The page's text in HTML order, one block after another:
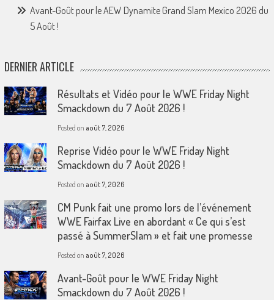
Avant-Goût pour le AEW Dynamite Grand Slam Mexico 2026 du
5 Août !
DERNIER ARTICLE
Résultats et Vidéo pour le WWE Friday Night
Smackdown du 7 Août 2026 !
Posted on août 7, 2026
Reprise Vidéo pour le WWE Friday Night
Smackdown du 7 Août 2026 !
Posted on août 7, 2026
CM Punk fait une promo lors de l’événement
WWE Fairfax Live en abordant « Ce qui s’est
passé à SummerSlam » et fait une promesse
Posted on août 7, 2026
Avant-Goût pour le WWE Friday Night
Smackdown du 7 Août 2026 !